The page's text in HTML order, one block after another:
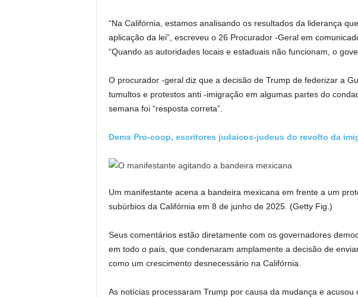
“Na Califórnia, estamos analisando os resultados da liderança
aplicação da lei”, escreveu o 26 Procurador -Geral em
“Quando as autoridades locais e estaduais não funcionam, o
O procurador -geral diz que a decisão de Trump de federizar a
tumultos e protestos anti -imigração em algumas partes do
semana foi “resposta correta”.
Dems Pro-coop, escritores judaicos-judeus do revolto da
Um manifestante acena a bandeira mexicana em frente a um
subúrbios da Califórnia em 8 de junho de 2025. (Getty Fig.)
Seus comentários estão diretamente com os governadores
em todo o país, que condenaram amplamente a decisão de
como um crescimento desnecessário na Califórnia.
As notícias processaram Trump por causa da mudança e acusou